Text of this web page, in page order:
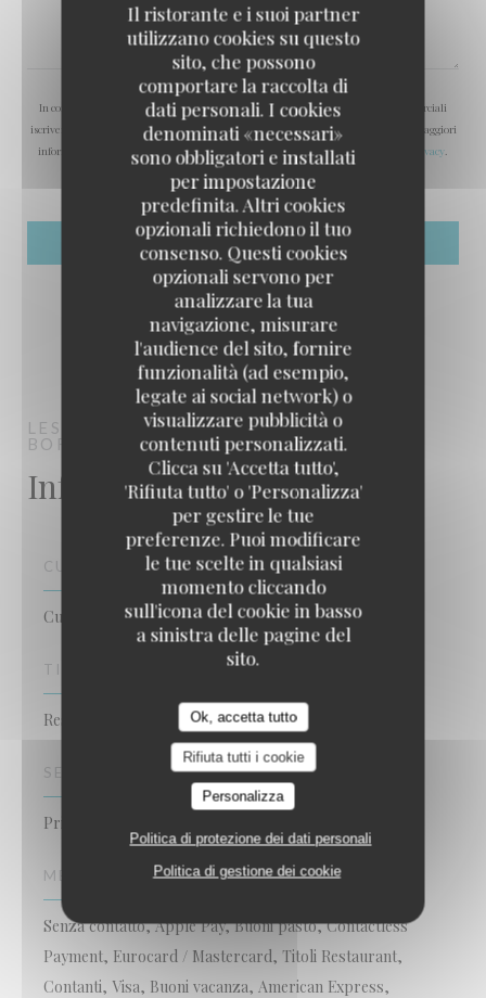
Il ristorante e i suoi partner
utilizzano cookies su questo
sito, che possono
comportare la raccolta di
dati personali. I cookies
denominati «necessari»
sono obbligatori e installati
per impostazione
predefinita. Altri cookies
opzionali richiedono il tuo
consenso. Questi cookies
opzionali servono per
analizzare la tua
navigazione, misurare
l'audience del sito, fornire
funzionalità (ad esempio,
legate ai social network) o
visualizzare pubblicità o
contenuti personalizzati.
Clicca su 'Accetta tutto',
'Rifiuta tutto' o 'Personalizza'
per gestire le tue
preferenze. Puoi modificare
le tue scelte in qualsiasi
momento cliccando
sull'icona del cookie in basso
a sinistra delle pagine del
sito.
Ok, accetta tutto
Rifiuta tutti i cookie
Personalizza
Politica di protezione dei dati personali
Politica di gestione dei cookie
In conformità al Codice del Consumo, hai il diritto di opporti alle chiamate commerciali
iscrivendoti al Registro Pubblico delle Opposizioni:registrodelleopposizioni.it
. Per maggiori
informazioni sul trattamento dei tuoi dati, consulta la nostrainformativa sulla privacy
LES PLANCHESRESTAURANT FESTIF DES
BORDS DE SAÔNEALBIGNY-SUR-SAÔNE
Informazioni pratiche
CUCINA
Cucina tradizionale, Fatto in casa, Fresco
TIPOLOGIA
Restaurant Festif des bords de Saône
SERVIZI
Privatizzazione, Accesso disabili, Terrazzo
METODO DI PAGAMENTO
Senza contatto, Apple Pay, Buoni pasto, Contactless
Payment, Eurocard / Mastercard, Titoli Restaurant,
Contanti, Visa, Buoni vacanza, American Express,